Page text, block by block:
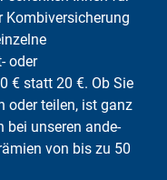
Kombiversicherung
oder
€ statt 20 €. Ob Sie
oder teilen, ist ganz
bei un­se­ren an­de­
von bis zu 50